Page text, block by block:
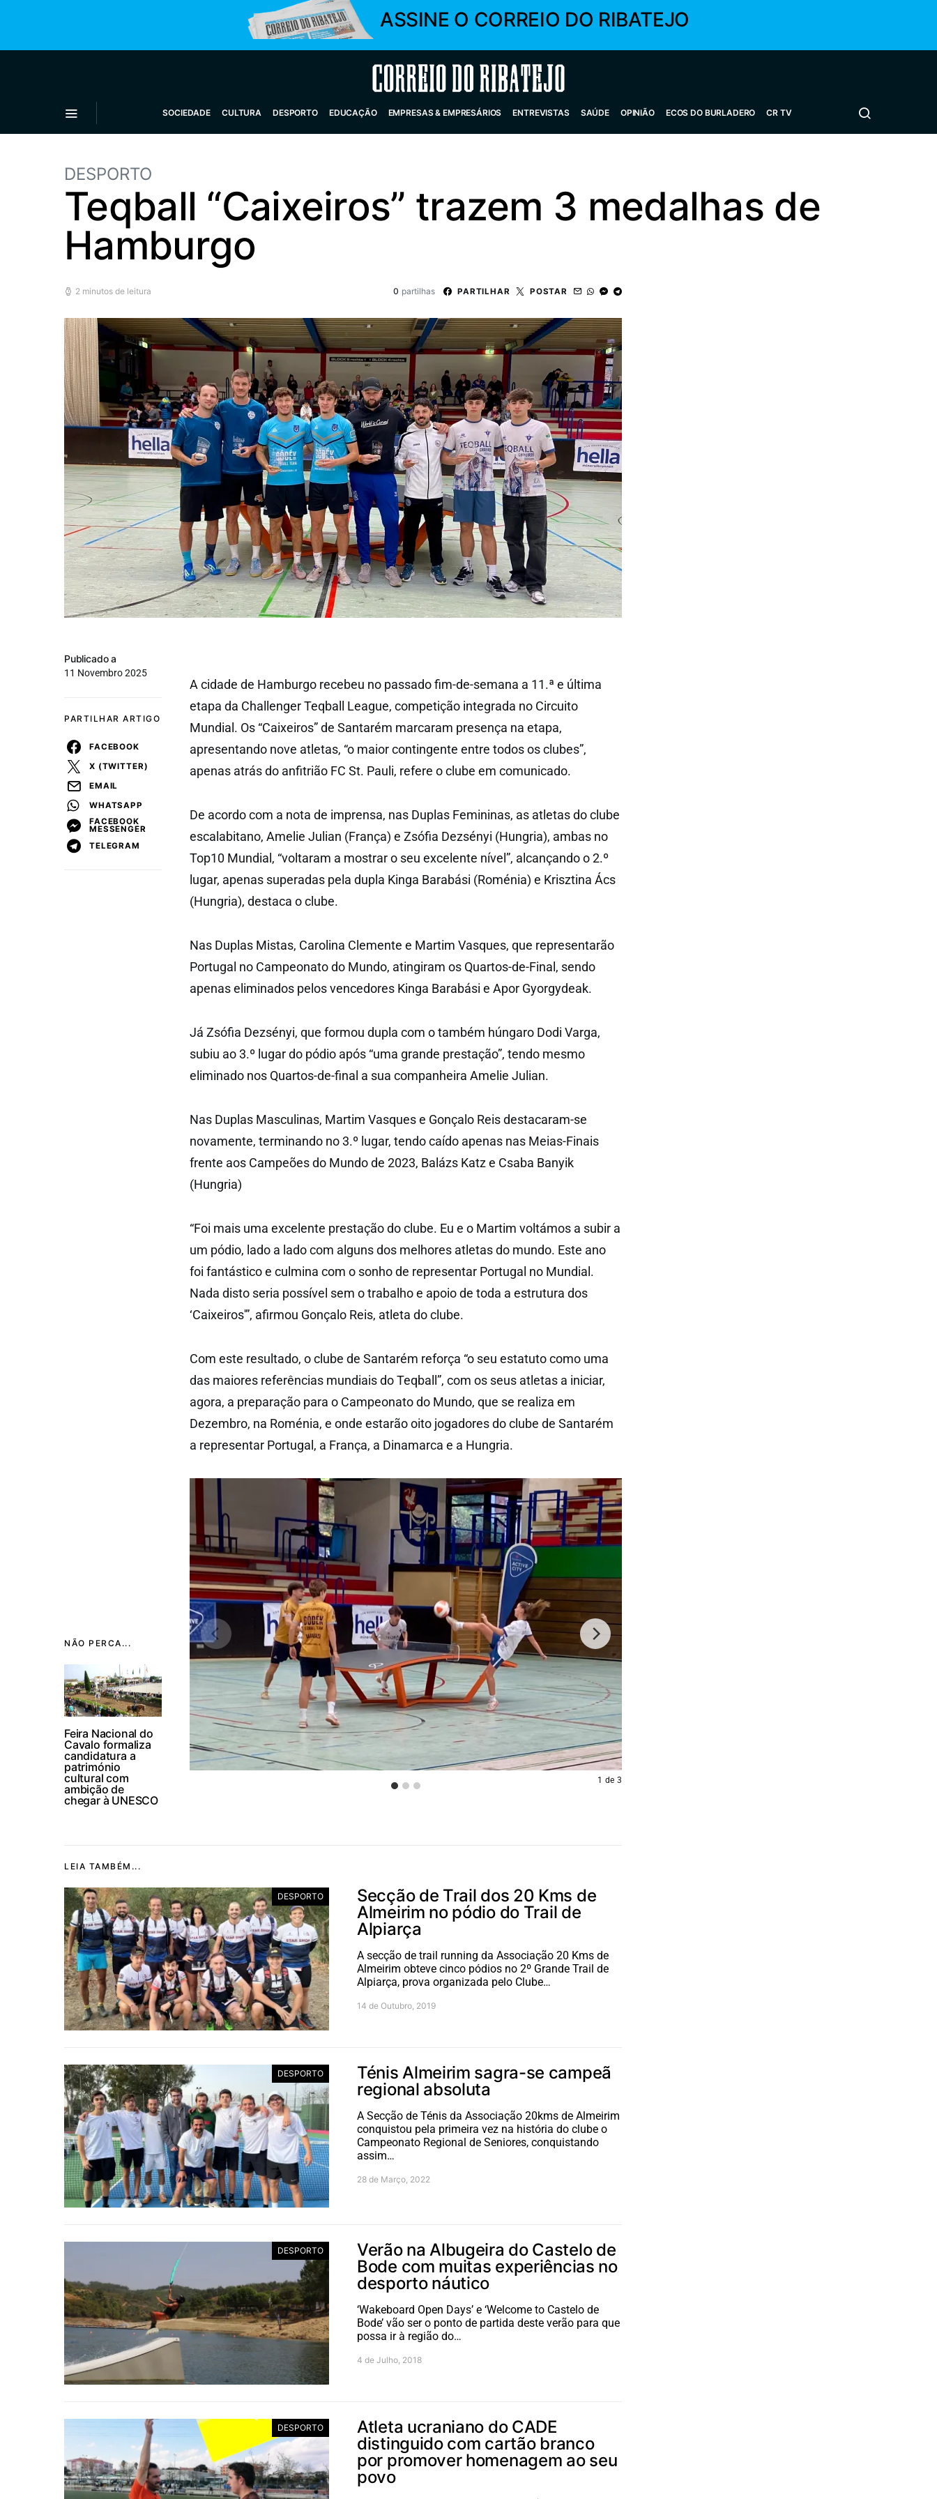
ASSINE O CORREIO DO RIBATEJO
Correio do Ribatejo
SOCIEDADE CULTURA DESPORTO EDUCAÇÃO EMPRESAS & EMPRESÁRIOS ENTREVISTAS SAÚDE OPINIÃO ECOS DO BURLADERO CR TV
DESPORTO
Teqball “Caixeiros” trazem 3 medalhas de
Hamburgo
2 minutos de leitura 0 partilhas PARTILHAR POSTAR
NÃO PERCA...
Feira Nacional do
Cavalo formaliza
candidatura a
património
cultural com
ambição de
chegar à UNESCO
Publicado a
11 Novembro 2025
PARTILHAR ARTIGO
FACEBOOK
X (TWITTER)
EMAIL
WHATSAPP
FACEBOOK
MESSENGER
TELEGRAM
A cidade de Hamburgo recebeu no passado fim-de-semana a 11.ª e última
etapa da Challenger Teqball League, competição integrada no Circuito
Mundial. Os “Caixeiros” de Santarém marcaram presença na etapa,
apresentando nove atletas, “o maior contingente entre todos os clubes”,
apenas atrás do anfitrião FC St. Pauli, refere o clube em comunicado.
De acordo com a nota de imprensa, nas Duplas Femininas, as atletas do clube
escalabitano, Amelie Julian (França) e Zsófia Dezsényi (Hungria), ambas no
Top10 Mundial, “voltaram a mostrar o seu excelente nível”, alcançando o 2.º
lugar, apenas superadas pela dupla Kinga Barabási (Roménia) e Krisztina Ács
(Hungria), destaca o clube.
Nas Duplas Mistas, Carolina Clemente e Martim Vasques, que representarão
Portugal no Campeonato do Mundo, atingiram os Quartos-de-Final, sendo
apenas eliminados pelos vencedores Kinga Barabási e Apor Gyorgydeak.
Já Zsófia Dezsényi, que formou dupla com o também húngaro Dodi Varga,
subiu ao 3.º lugar do pódio após “uma grande prestação”, tendo mesmo
eliminado nos Quartos-de-final a sua companheira Amelie Julian.
Nas Duplas Masculinas, Martim Vasques e Gonçalo Reis destacaram-se
novamente, terminando no 3.º lugar, tendo caído apenas nas Meias-Finais
frente aos Campeões do Mundo de 2023, Balázs Katz e Csaba Banyik
(Hungria)
“Foi mais uma excelente prestação do clube. Eu e o Martim voltámos a subir a
um pódio, lado a lado com alguns dos melhores atletas do mundo. Este ano
foi fantástico e culmina com o sonho de representar Portugal no Mundial.
Nada disto seria possível sem o trabalho e apoio de toda a estrutura dos
‘Caixeiros'”, afirmou Gonçalo Reis, atleta do clube.
Com este resultado, o clube de Santarém reforça “o seu estatuto como uma
das maiores referências mundiais do Teqball”, com os seus atletas a iniciar,
agora, a preparação para o Campeonato do Mundo, que se realiza em
Dezembro, na Roménia, e onde estarão oito jogadores do clube de Santarém
a representar Portugal, a França, a Dinamarca e a Hungria.
1 de 3
LEIA TAMBÉM...
DESPORTO
Secção de Trail dos 20 Kms de
Almeirim no pódio do Trail de
Alpiarça
A secção de trail running da Associação 20 Kms de
Almeirim obteve cinco pódios no 2º Grande Trail de
Alpiarça, prova organizada pelo Clube…
14 de Outubro, 2019
DESPORTO
Ténis Almeirim sagra-se campeã
regional absoluta
A Secção de Ténis da Associação 20kms de Almeirim
conquistou pela primeira vez na história do clube o
Campeonato Regional de Seniores, conquistando
assim…
28 de Março, 2022
DESPORTO
Verão na Albugeira do Castelo de
Bode com muitas experiências no
desporto náutico
‘Wakeboard Open Days’ e ‘Welcome to Castelo de
Bode’ vão ser o ponto de partida deste verão para que
possa ir à região do…
4 de Julho, 2018
DESPORTO
Atleta ucraniano do CADE
distinguido com cartão branco
por promover homenagem ao seu
povo